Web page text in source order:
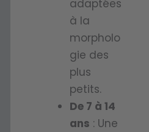
mainte
nir une
tempé
rature
somm
purifié.
Régula
tion
Tempé
rature :
adaptées
à la
morpholo
gie des
plus
petits.
De 7 à 14
ans : Une